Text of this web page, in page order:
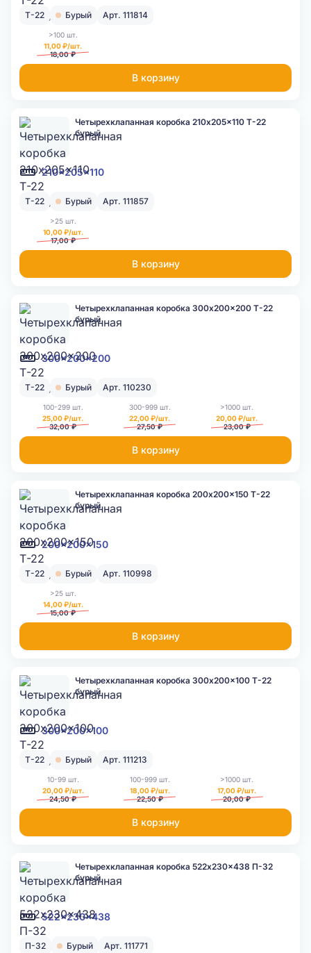
Т-22 Бурый Арт. 111814
>100 шт.
11,00 ₽/шт.
18,00 ₽
В корзину
210x205x110
Четырехклапанная коробка 210x205x110 Т-22
бурый
Т-22 Бурый Арт. 111857
>25 шт.
10,00 ₽/шт.
17,00 ₽
В корзину
300x200x200
Четырехклапанная коробка 300x200x200 Т-22
бурый
Т-22 Бурый Арт. 110230
100-299 шт.
25,00 ₽/шт.
32,00 ₽
300-999 шт.
22,00 ₽/шт.
27,50 ₽
>1000 шт.
20,00 ₽/шт.
23,00 ₽
В корзину
200x200x150
Четырехклапанная коробка 200x200x150 Т-22
бурый
Т-22 Бурый Арт. 110998
>25 шт.
14,00 ₽/шт.
15,00 ₽
В корзину
300x200x100
Четырехклапанная коробка 300x200x100 Т-22
бурый
Т-22 Бурый Арт. 111213
10-99 шт.
20,00 ₽/шт.
24,50 ₽
100-999 шт.
18,00 ₽/шт.
22,50 ₽
>1000 шт.
17,00 ₽/шт.
20,00 ₽
В корзину
522x230x438
Четырехклапанная коробка 522x230x438 П-32
бурый
П-32 Бурый Арт. 111771